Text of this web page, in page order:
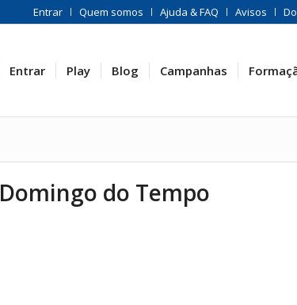
Entrar Quem somos Ajuda & FAQ Avisos
Entrar Play Blog Campanhas
do Tempo